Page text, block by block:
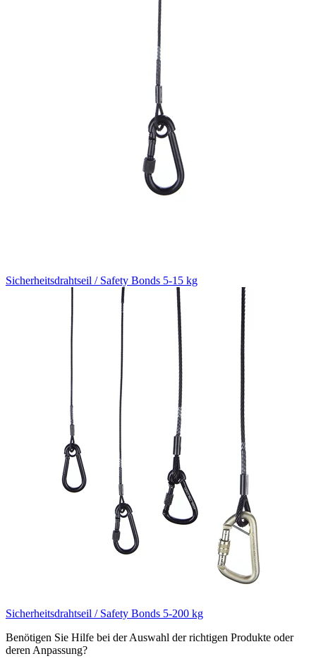
Sicherheitsdrahtseil / Safety Bonds 5-15 kg
Sicherheitsdrahtseil / Safety Bonds 5-200 kg
Benötigen Sie Hilfe bei der Auswahl der richtigen Produkte oder
deren Anpassung?